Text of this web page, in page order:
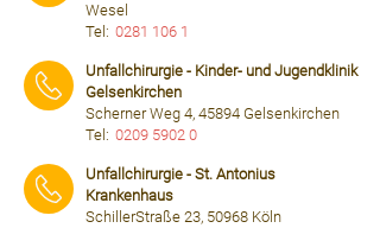
Wesel
Tel: 0281 106 1
Unfallchirurgie - Kinder- und Jugendklinik
Gelsenkirchen
Scherner Weg 4, 45894 Gelsenkirchen
Tel: 0209 5902 0
Unfallchirurgie - St. Antonius
Krankenhaus
SchillerStraße 23, 50968 Köln